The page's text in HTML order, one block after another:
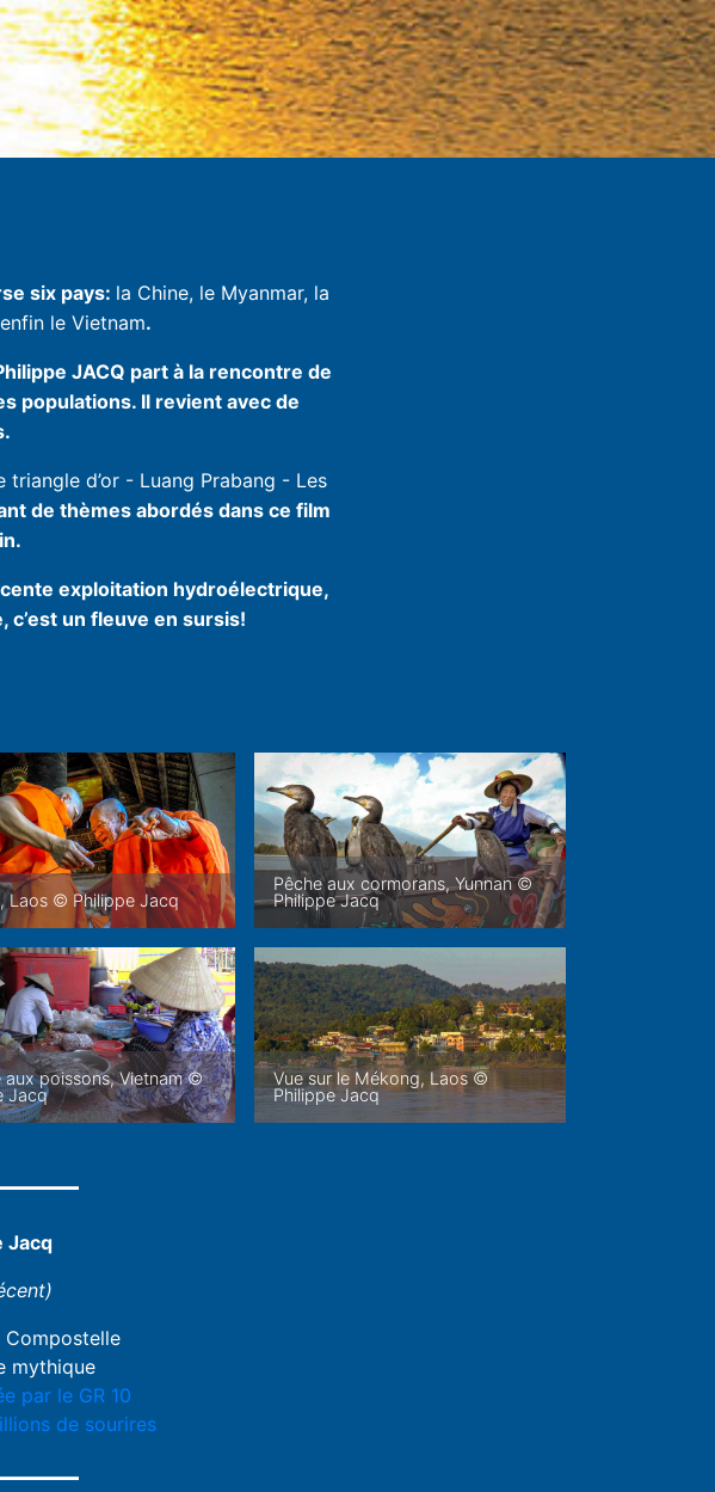
six pays: la Chine, le Myanmar, la
le Vietnam.
JACQ part à la rencontre de
populations. Il revient avec de
d’or - Luang Prabang - Les
de thèmes abordés dans ce film
exploitation hydroélectrique,
c’est un fleuve en sursis!
Laos © Philippe Jacq
Pêche aux cormorans, Yunnan ©
Philippe Jacq
aux poissons, Vietnam ©
Jacq
Vue sur le Mékong, Laos ©
Philippe Jacq
Jacq
Compostelle
mythique
par le GR 10
de sourires